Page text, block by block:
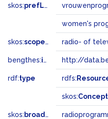
skos:prefLabel
women's
skos:scopeNote
bengthes:inSet http://
rdf:type rdfs:
skos:Concept
skos: broader